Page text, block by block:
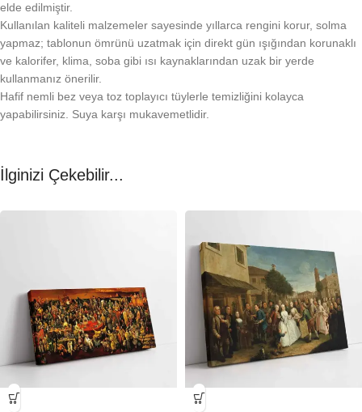
elde edilmiştir.
Kullanılan kaliteli malzemeler sayesinde yıllarca rengini korur, solma
yapmaz; tablonun ömrünü uzatmak için direkt gün ışığından korunaklı
ve kalorifer, klima, soba gibi ısı kaynaklarından uzak bir yerde
kullanmanız önerilir.
Hafif nemli bez veya toz toplayıcı tüylerle temizliğini kolayca
yapabilirsiniz. Suya karşı mukavemetlidir.
İlginizi Çekebilir...
-23% -23%